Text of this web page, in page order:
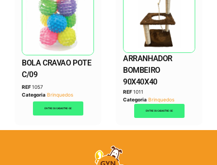
BOLA CRAVAO POTE
C/09
REF1057
Categoria Brinquedos
ENTRE OU CADASTRE-SE
ARRANHADOR
BOMBEIRO
90X40X40
REF1011
Categoria Brinquedos
ENTRE OU CADASTRE-SE